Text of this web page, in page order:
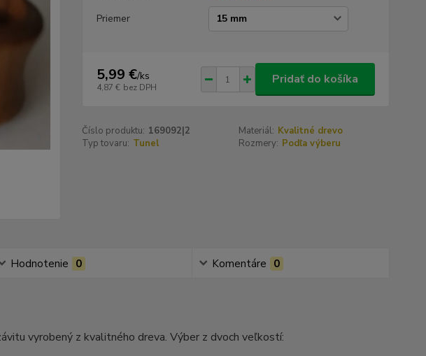
Priemer
5,99 €/ks
4,87 € bez DPH
Pridať do košíka
Číslo produktu: 169092|2 Materiál: Kvalitné drevo
Typ tovaru: Tunel Rozmery: Podľa výberu
Hodnotenie 0 Komentáre 0
vyrobený z kvalitného dreva. Výber z dvoch veľkostí: